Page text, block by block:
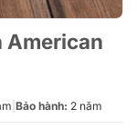
American
Bảo hành: 2 năm